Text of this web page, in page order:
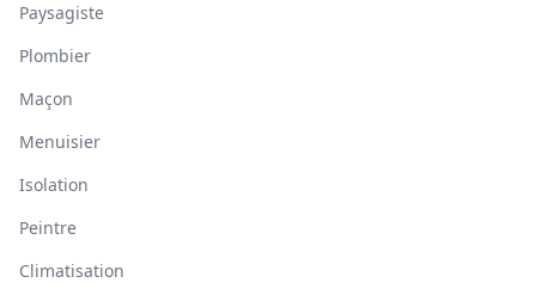
Paysagiste
Plombier
Maçon
Menuisier
Isolation
Peintre
Climatisation